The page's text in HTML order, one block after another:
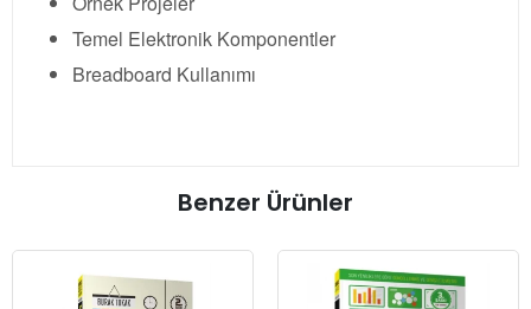
Temel Elektronik Komponentler
Breadboard Kullanımı
Benzer Ürünler